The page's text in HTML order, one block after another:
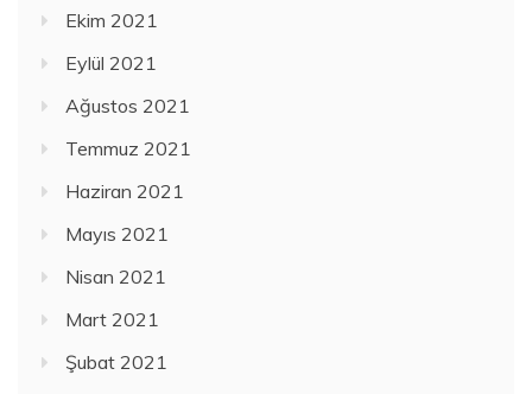
Ekim 2021
Eylül 2021
Ağustos 2021
Temmuz 2021
Haziran 2021
Mayıs 2021
Nisan 2021
Mart 2021
Şubat 2021